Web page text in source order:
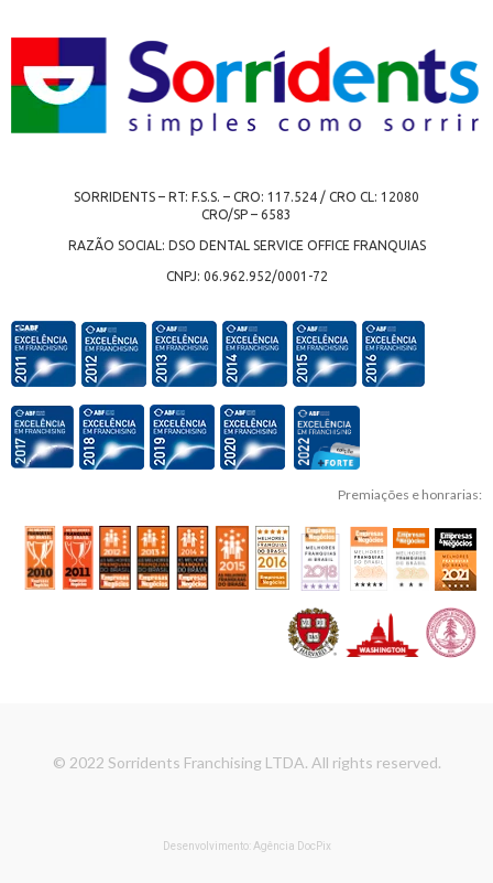
SORRIDENTS – RT: F.S.S. – CRO: 117.524 / CRO CL: 12080
CRO/SP – 6583
RAZÃO SOCIAL: DSO DENTAL SERVICE OFFICE FRANQUIAS
CNPJ: 06.962.952/0001-72
Premiações e honrarias:
© 2022 Sorridents Franchising LTDA. All rights reserved.
Desenvolvimento: Agência DocPix